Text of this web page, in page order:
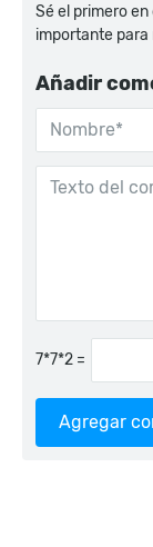
Sé el primero
importante para
Añadir
=
Agregar